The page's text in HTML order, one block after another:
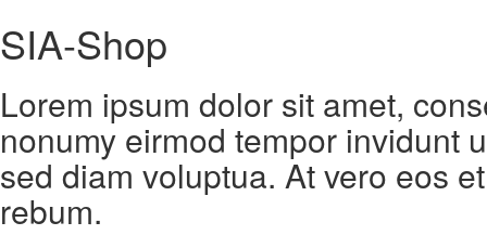
SIA-Shop
Lorem ipsum dolor sit amet,
nonumy eirmod tempor invidunt
sed diam voluptua. At vero eos
rebum.